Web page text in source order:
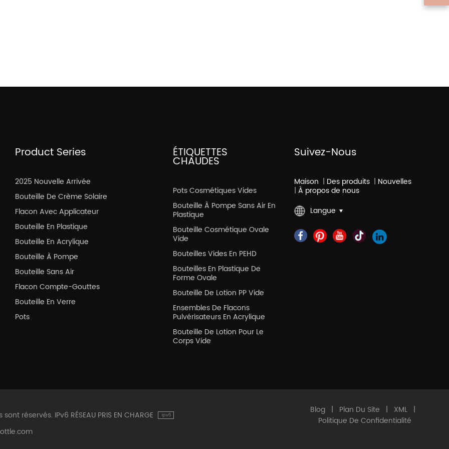
Product Series
2025 Nouvelle Arrivée
Bouteille De Crème Solaire
Flacon Avec Applicateur
Bouteille En Plastique
Bouteille En Acrylique
Bouteille À Pompe
Bouteille Sans Air
Flacon Compte-Gouttes
Bouteille En Verre
Pots
ÉTIQUETTES
CHAUDES
Pots Cosmétiques Vides
Bouteille À Pompe Sans Air En
Plastique
Bouteille Cosmétique Ovale
Vide
Bouteilles Vides En PEHD
Bouteilles En Plastique De
Forme Ovale
Bouteille De Lotion PP Vide
Ensembles De Flacons
Pulvérisateurs En Acrylique
Bouteille De Lotion Pour Le
Corps Vide
Suivez-Nous
Maison | Des produits | Nouvelles
| À propos de nous
Langue
réservés. IPv6 RÉSEAU PRIS EN CHARGE Blog | Plan Du Site | XML |
Politique De Confidentialité